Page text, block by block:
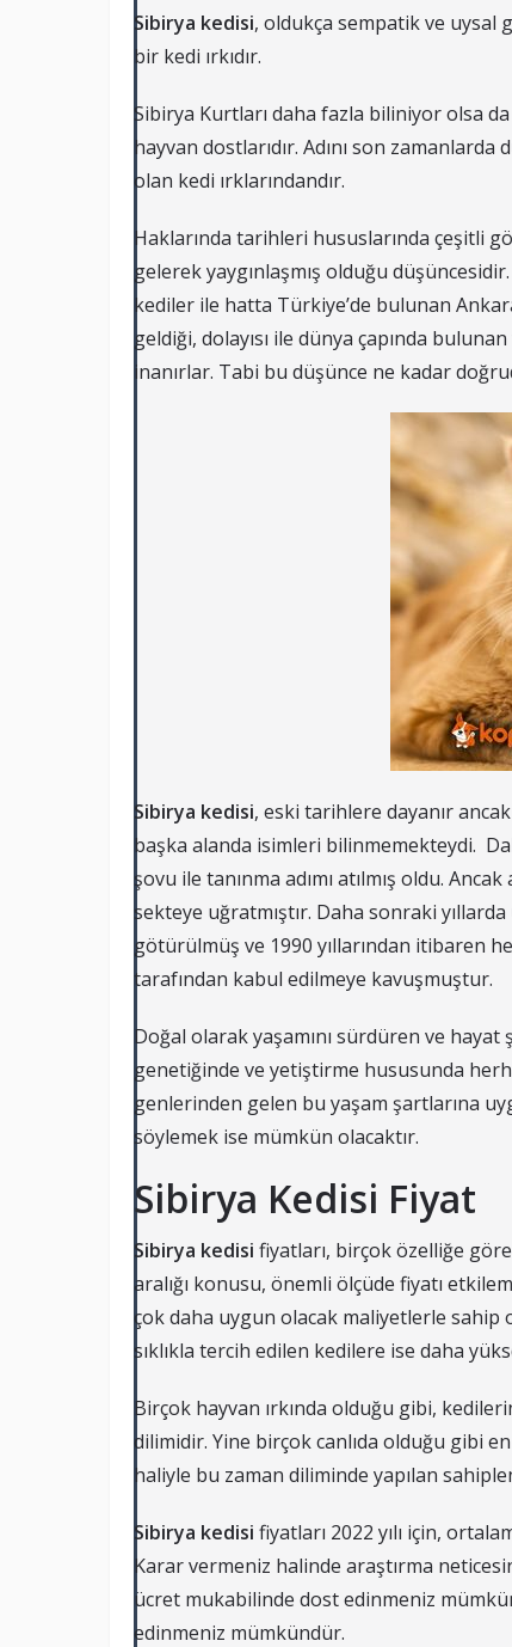
Sibirya kedisi, oldukça sempatik ve uysal
bir kedi ırkıdır.
Sibirya Kurtları daha fazla biliniyor olsa da
hayvan dostlarıdır. Adını son
olan kedi ırklarındandır.
Haklarında tarihleri hususlarında çeşitli
gelerek yaygınlaşmış olduğu
kediler ile hatta Türkiye’de bulunan
geldiği, dolayısı ile dünya çapında
inanırlar. Tabi bu düşünce ne kadar
Sibirya kedisi, eski tarihlere dayanır
başka alanda isimleri bilinmemekteydi.
şovu ile tanınma adımı atılmış oldu.
sekteye uğratmıştır. Daha sonraki
götürülmüş ve 1990 yıllarından itibaren
tarafından kabul edilmeye kavuşmuştur.
Doğal olarak yaşamını sürdüren ve
genetiğinde ve yetiştirme hususunda
genlerinden gelen bu yaşam şartlarına
söylemek ise mümkün olacaktır.
Sibirya Kedisi Fiyat
Sibirya kedisi fiyatları, birçok özelliğe
aralığı konusu, önemli ölçüde fiyatı
çok daha uygun olacak maliyetlerle sahip
sıklıkla tercih edilen kedilere ise daha
Birçok hayvan ırkında olduğu gibi,
dilimidir. Yine birçok canlıda olduğu gibi
haliyle bu zaman diliminde yapılan
Sibirya kedisi fiyatları 2022 yılı için,
Karar vermeniz halinde araştırma
ücret mukabilinde dost edinmeniz
edinmeniz mümkündür.